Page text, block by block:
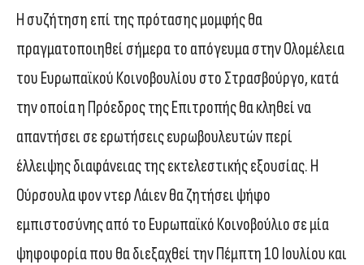
Η συζήτηση επί της πρότασης μομφής θα
πραγματοποιηθεί σήμερα το απόγευμα στην Ολομέλεια
του Ευρωπαϊκού Κοινοβουλίου στο Στρασβούργο, κατά
την οποία η Πρόεδρος της Επιτροπής θα κληθεί να
απαντήσει σε ερωτήσεις ευρωβουλευτών περί
έλλειψης διαφάνειας της εκτελεστικής εξουσίας. Η
Ούρσουλα φον ντερ Λάιεν θα ζητήσει ψήφο
εμπιστοσύνης από το Ευρωπαϊκό Κοινοβούλιο σε μία
ψηφοφορία που θα διεξαχθεί την Πέμπτη 10 Ιουλίου και